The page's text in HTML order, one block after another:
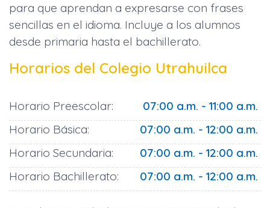
para que aprendan a expresarse con frases
sencillas en el idioma. Incluye a los alumnos
desde primaria hasta el bachillerato.
Horarios del Colegio Utrahuilca
Horario Preescolar:
07:00 a.m. - 11:00 a.m.
Horario Básica:
07:00 a.m. - 12:00 a.m.
Horario Secundaria:
07:00 a.m. - 12:00 a.m.
Horario Bachillerato:
07:00 a.m. - 12:00 a.m.